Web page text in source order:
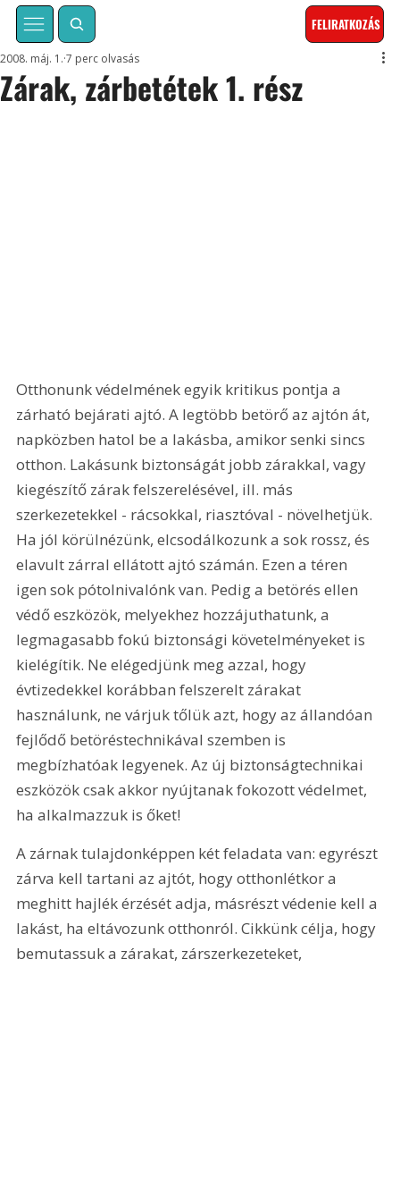
FELIRATKOZÁS
Zárak, zárbetétek 1. rész
2008. máj. 1. 7 perc olvasás
Otthonunk védelmének egyik kritikus pontja a
zárható bejárati ajtó. A legtöbb betörő az ajtón át,
napközben hatol be a lakásba, amikor senki sincs
otthon. Lakásunk biztonságát jobb zárakkal, vagy
kiegészítő zárak felszerelésével, ill. más
szerkezetekkel - rácsokkal, riasztóval - növelhetjük.
Ha jól körülnézünk, elcsodálkozunk a sok rossz, és
elavult zárral ellátott ajtó számán. Ezen a téren
igen sok pótolnivalónk van. Pedig a betörés ellen
védő eszközök, melyekhez hozzájuthatunk, a
legmagasabb fokú biztonsági követelményeket is
kielégítik. Ne elégedjünk meg azzal, hogy
évtizedekkel korábban felszerelt zárakat
használunk, ne várjuk tőlük azt, hogy az állandóan
fejlődő betöréstechnikával szemben is
megbízhatóak legyenek. Az új biztonságtechnikai
eszközök csak akkor nyújtanak fokozott védelmet,
ha alkalmazzuk is őket!
A zárnak tulajdonképpen két feladata van: egyrészt
zárva kell tartani az ajtót, hogy otthonlétkor a
meghitt hajlék érzését adja, másrészt védenie kell a
lakást, ha eltávozunk otthonról. Cikkünk célja, hogy
bemutassuk a zárakat, zárszerkezeteket,